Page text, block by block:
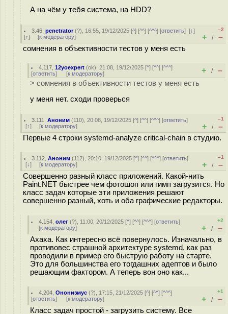
А на чём у тебя система, на HDD?
3.46 ,penetrator(?), 16:55, 19/12/2025 [^] [^^] [^^^] [ответить][↓]
[↑] [к модератору]
–2
+ / –
сомнения в объективности тестов у меня есть
4.117 ,12yoexpert (ok), 21:08, 19/12/2025 [^] [^^] [^^^]
[ответить] [к модератору] + / –
> сомнения в объективности тестов у меня есть
у меня нет. сходи проверься
3.111 ,Аноним (110), 20:08, 19/12/2025 [^] [^^] [^^^] [ответить]
[↑] [к модератору]
–1
+ / –
Первые 4 строки systemd-analyze critical-chain в студию.
3.112 ,Аноним (112), 20:10, 19/12/2025 [^] [^^] [^^^] [ответить]
[↓] [к модератору]
–1
+ / –
Совершенно разный класс приложений. Какой-нить
Paint.NET быстрее чем фотошоп или гимп загрузится. Но
класс задач которые эти приложения решают
совершенно разный, хоть и оба графические редакторы.
4.154 ,олег (?), 11:00, 20/12/2025 [^] [^^] [^^^] [ответить]
[к модератору]
+2
+ / –
Ахаха. Как интересно всё повернулось. Изначально, в
противовес страшной архитектуре systemd, как раз
проводили в пример его быструю работу на старте.
Это для большинства его тогдашних адептов и было
решающим фактором. А теперь вон оно как...
4.204 ,Ононизмус (?), 17:15, 21/12/2025 [^] [^^] [^^^]
[ответить] [к модератору]
+1
+ / –
Класс задач простой - загрузить систему. Все